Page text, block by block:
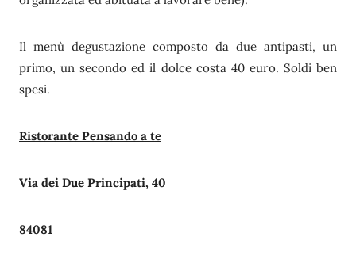
Il menù degustazione composto da due antipasti, un
primo, un secondo ed il dolce costa 40 euro. Soldi ben
spesi.
Ristorante Pensando a te
Via dei Due Principati, 40
84081